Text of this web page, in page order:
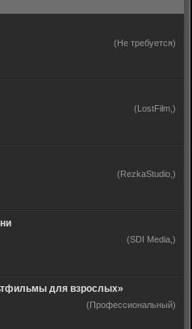
(Не требуется)
(LostFilm,)
(RezkaStudio,)
(SDI Media,)
для взрослых»
(Профессиональный)